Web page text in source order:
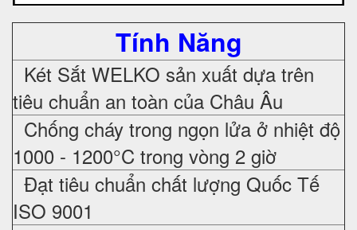
Tính Năng
Két Sắt WELKO sản xuất dựa trên
tiêu chuẩn an toàn của Châu Âu
Chống cháy trong ngọn lửa ở nhiệt độ
1000 - 1200°C trong vòng 2 giờ
Đạt tiêu chuẩn chất lượng Quốc Tế
ISO 9001